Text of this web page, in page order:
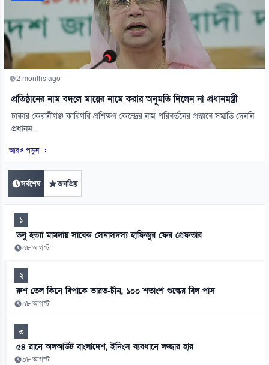
2 months ago
প্রতিষ্ঠানের নাম বদলে মায়ের নামে করার অনুমতি দিলেন না প্রধানমন্ত্রী
ঢাকার কেরানীগঞ্জ কারিগরি প্রশিক্ষণ কেন্দ্রের নাম পরিবর্তনের প্রস্তাবে সম্মতি দেননি
প্রধানম...
আরও পড়ুন
সর্বশেষ জনপ্রিয়
১
তনু হত্যা মামলায় সাবেক সেনাসদস্য হাফিজুর ফের গ্রেফতার
০৮ আগস্ট
২
রুশ তেল কিনে বিপাকে ভারত-চীন, ১০০ শতাংশ শুল্কের বিল পাস
০৮ আগস্ট
৩
৫৪ রানে অলআউট বাংলাদেশ, ইনিংস ব্যবধানে লজ্জার হার
০৮ আগস্ট